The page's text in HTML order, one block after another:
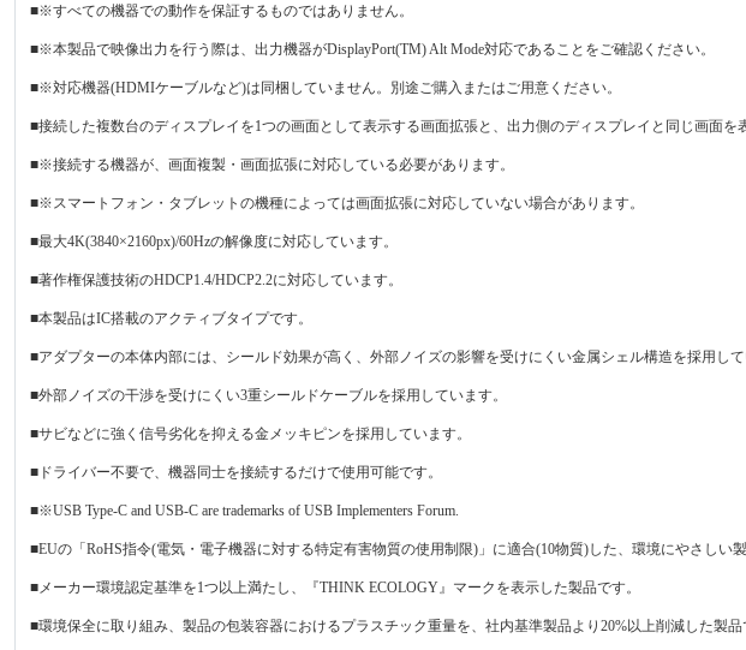
■※すべての機器での動作を保証するものではありません。
■※本製品で映像出力を行う際は、出力機器がDisplayPort(TM) Alt Mode対応であることをご確認ください。
■※対応機器(HDMIケーブルなど)は同梱していません。別途ご購入またはご用意ください。
■接続した複数台のディスプレイを1つの画面として表示する画面拡張と、出力側のディスプレイと同じ画面を
■※接続する機器が、画面複製・画面拡張に対応している必要があります。
■※スマートフォン・タブレットの機種によっては画面拡張に対応していない場合があります。
■最大4K(3840×2160px)/60Hzの解像度に対応しています。
■著作権保護技術のHDCP1.4/HDCP2.2に対応しています。
■本製品はIC搭載のアクティブタイプです。
■アダプターの本体内部には、シールド効果が高く、外部ノイズの影響を受けにくい金属シェル構造を採用して
■外部ノイズの干渉を受けにくい3重シールドケーブルを採用しています。
■サビなどに強く信号劣化を抑える金メッキピンを採用しています。
■ドライバー不要で、機器同士を接続するだけで使用可能です。
■※USB Type-C and USB-C are trademarks of USB Implementers Forum.
■EUの「RoHS指令(電気・電子機器に対する特定有害物質の使用制限)」に適合(10物質)した、環境にやさしい製
■メーカー環境認定基準を1つ以上満たし、『THINK ECOLOGY』マークを表示した製品です。
■環境保全に取り組み、製品の包装容器におけるプラスチック重量を、社内基準製品より20%以上削減した製品